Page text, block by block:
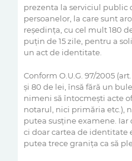
prezenta la serviciul public
persoanelor, la care sunt
reşedinţa, cu cel mult 180
puţin de 15 zile, pentru a
un act de identitate.
Conform O.U.G. 97/2005
și 80 de lei, însă fără un
nimeni să întocmești acte
notarul, nici primăria etc.),
putea susține examene. Iar
ci doar cartea de identitate
putea trece granița ca să